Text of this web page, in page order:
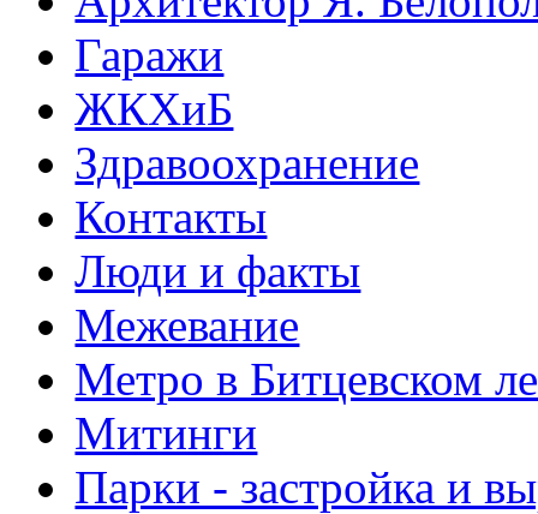
Гаражи
ЖКХиБ
Здравоохранение
Контакты
Люди и факты
Межевание
Метро в Битцевском
Митинги
Парки - застройка и